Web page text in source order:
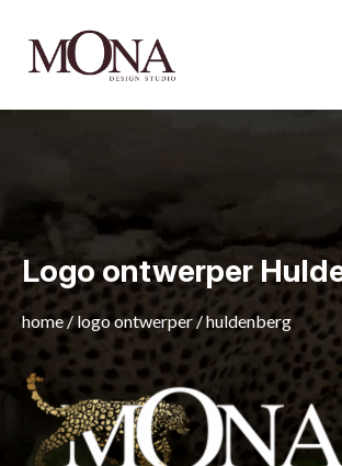
Logo ontwerper
home/ logo ontwerper /huldenberg